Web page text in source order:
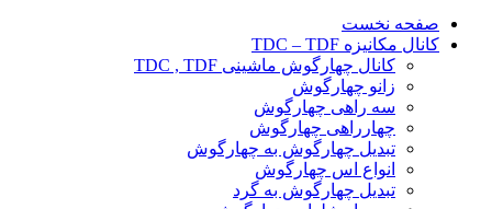
صفحه نخست
کانال مکانیزه TDC – TDF
کانال چهارگوش ماشینی TDC , TDF
زانو چهارگوش
سه راهی چهارگوش
چهارراهی چهارگوش
تبدیل چهارگوش به چهارگوش
انواع اس چهارگوش
تبدیل چهارگوش به گرد